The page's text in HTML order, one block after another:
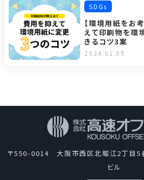
SDGs
【環境用紙をお
えて印刷物を環
きるコツ3案
2024.01.09
〒550-0014 大阪市西区北堀江2丁目5
ビル